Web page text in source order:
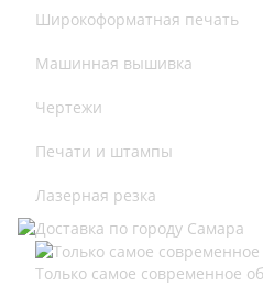
Широкоформатная печать
Машинная вышивка
Чертежи
Печати и штампы
Лазерная резка
Только самое современное